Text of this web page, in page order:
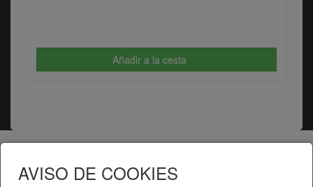
AVISO DE COOKIES
Añadir a la cesta